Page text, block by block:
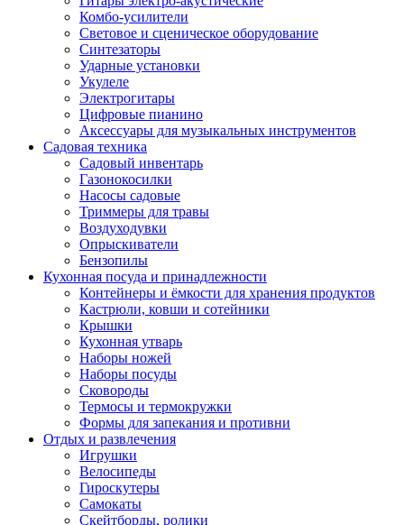
Комбо-усилители
Световое и сценическое оборудование
Синтезаторы
Ударные установки
Укулеле
Электрогитары
Цифровые пианино
Аксессуары для музыкальных инструментов
Садовая техника
Садовый инвентарь
Газонокосилки
Насосы садовые
Триммеры для травы
Воздуходувки
Опрыскиватели
Бензопилы
Кухонная посуда и принадлежности
Контейнеры и ёмкости для хранения продуктов
Кастрюли, ковши и сотейники
Крышки
Кухонная утварь
Наборы ножей
Наборы посуды
Сковороды
Термосы и термокружки
Формы для запекания и противни
Отдых и развлечения
Игрушки
Велосипеды
Гироскутеры
Самокаты
Скейтборды, ролики